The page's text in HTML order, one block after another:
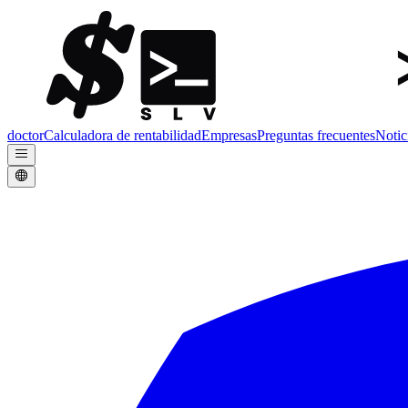
doctorCalculadora de rentabilidadEmpresasPreguntas frecuentes